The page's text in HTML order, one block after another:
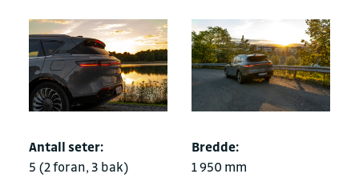
Antall seter:
5 (2 foran, 3 bak)
Bredde:
1 950 mm